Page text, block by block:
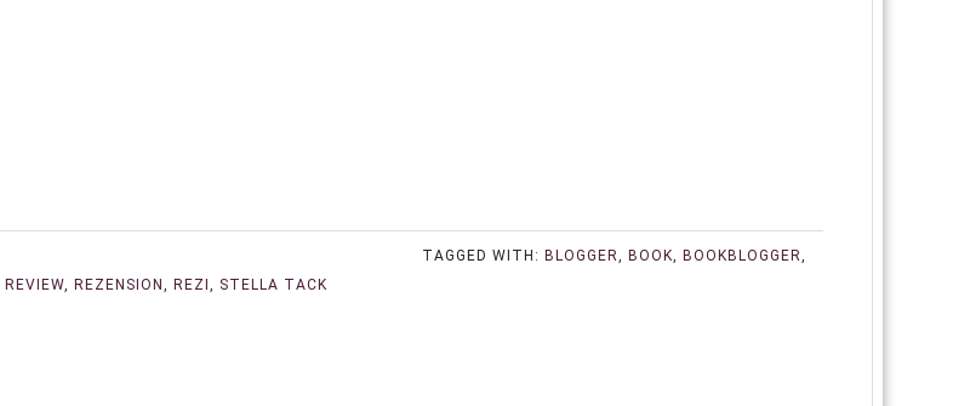
TAGGED WITH:BLOGGER,BOOK,BOOKBLOGGER,
REVIEW, REZENSION, REZI, STELLA TACK